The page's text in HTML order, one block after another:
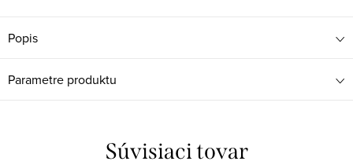
Popis
Parametre produktu
Súvisiaci tovar